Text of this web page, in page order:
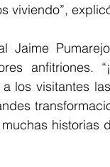
viviendo”,
Jaime
anfitriones.
los visitantes